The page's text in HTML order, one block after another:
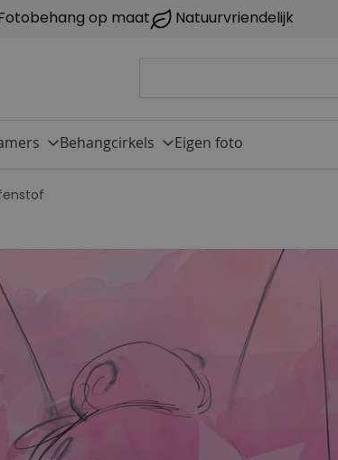
op maat Natuurvriendelijk
Behangcirkels Eigen foto